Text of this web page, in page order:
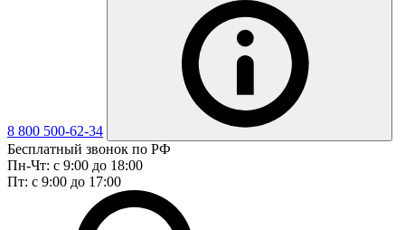
8 800 500-62-34
Бесплатный звонок по РФ
Пн-Чт: с 9:00 до 18:00
Пт: с 9:00 до 17:00